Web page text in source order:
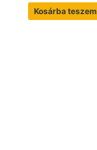
Kosárba teszem